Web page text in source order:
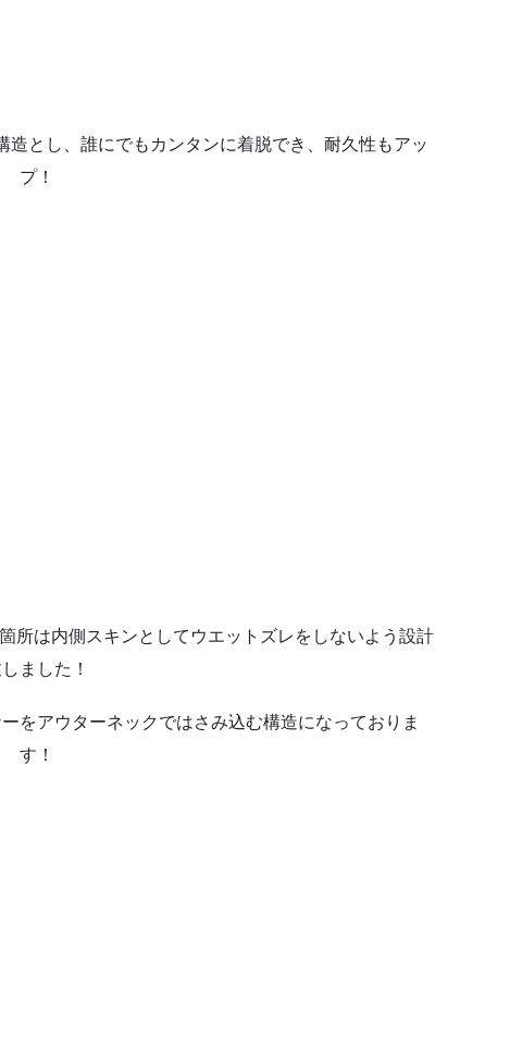
とし、誰にでもカンタンに着脱でき、耐久性もアッ
プ！
所は内側スキンとしてウエットズレをしないよう設計
ました！
をアウターネックではさみ込む構造になっておりま
す！